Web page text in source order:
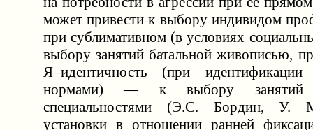
может привести к выбору индивидом
при сублимативном (в условиях
выбору занятий батальной живописью,
Я–идентичность (при
нормами) — к выбору занятий
специальностями (Э.С. Бордин, У.
установки в отношении ранней